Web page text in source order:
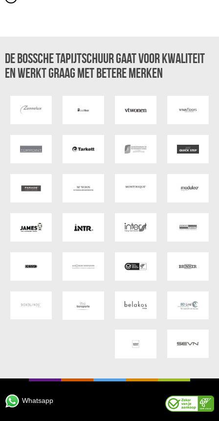
De Bossche Tapijtschuur gaat voor kwaliteit
en werkt graag met betere merken
Whatsapp